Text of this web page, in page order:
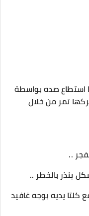
استطاع صده بواسطة
تمر من خلال
..
ينذر بالخطر ..
كلتا يديه بوجه غافيد